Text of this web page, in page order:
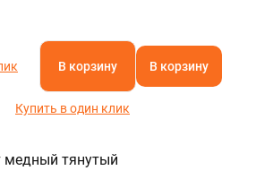
В корзину В корзину
Купить в один клик
медный тянутый